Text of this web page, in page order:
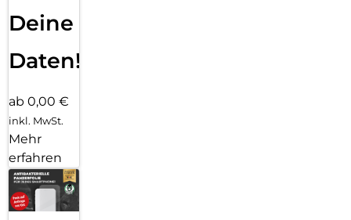
Deine
Daten!
ab 0,00 €
inkl. MwSt.
Mehr
erfahren